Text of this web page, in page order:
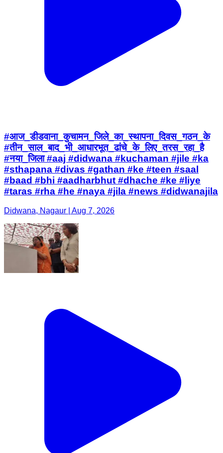
#आज_डीडवाना_कुचामन_जिले_का_स्थापना_दिवस_गठन_के
#तीन_साल_बाद_भी_आधारभूत_ढांचे_के_लिए_तरस_रहा_है
#नया_जिला #aaj #didwana #kuchaman #jile #ka
#sthapana #divas #gathan #ke #teen #saal
#baad #bhi #aadharbhut #dhache #ke #liye
#taras #rha #he #naya #jila #news #didwanajila
Didwana, Nagaur | Aug 7, 2026